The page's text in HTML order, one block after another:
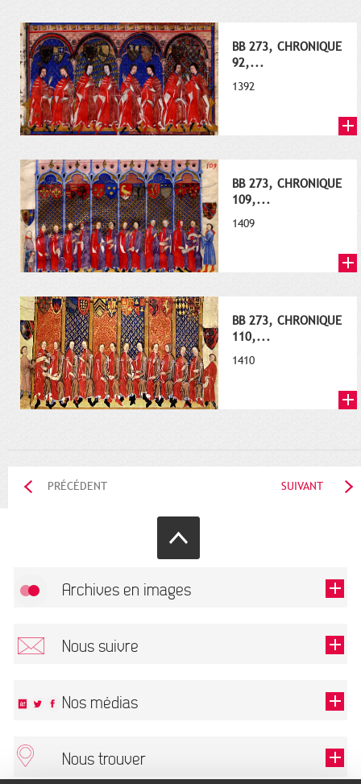
BB 273, CHRONIQUE
92,...
1392
BB 273, CHRONIQUE
109,...
1409
BB 273, CHRONIQUE
110,...
1410
PRÉCÉDENT SUIVANT
Archives en images
Nous suivre
Ce champ est exigé.
Nos médias
Nous trouver